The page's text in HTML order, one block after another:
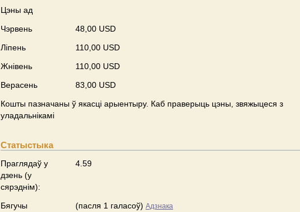
Цэны ад
Чэрвень
48,00 USD
Ліпень
110,00 USD
Жнівень
110,00 USD
Верасень
83,00 USD
Кошты пазначаны ў якасці арыентыру. Каб праверыць цэны, звяжыцеся з
уладальнікамі
Статыстыка
Праглядаў у
дзень (у
сярэднім):
4.59
Бягучы
(пасля 1 галасоў) Адзнака